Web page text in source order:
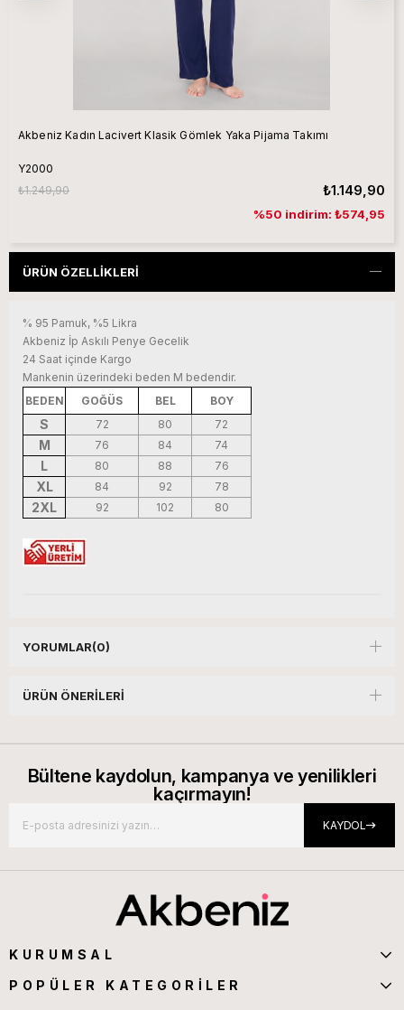
Akbeniz Kadın Lacivert Klasik Gömlek Yaka Pijama Takımı
Y2000
₺1.149,90
₺1.249,90
%50 indirim: ₺574,95
ÜRÜN ÖZELLIKLERI
% 95 Pamuk, %5 Likra
Akbeniz İp Askılı Penye Gecelik
24 Saat içinde Kargo
Mankenin üzerindeki beden M bedendir.
BEDEN
GOĞÜS BEL BOY
S 72 80 72
M 76 84 74
L 80 88 76
XL 84 92 78
2XL 92 102 80
YORUMLAR(0)
ÜRÜN ÖNERILERI
Bültene kaydolun, kampanya ve yenilikleri
kaçırmayın!
KAYDOL
KURUMSAL
POPÜLER KATEGORİLER